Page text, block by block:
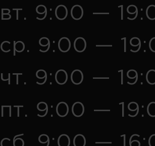
вт. 9:00 —
ср. 9:00 —
чт. 9:00 —
пт. 9:00 —